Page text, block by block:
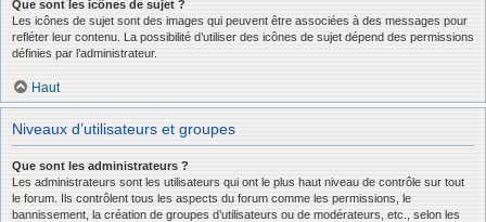
Que sont les icônes de sujet ?
Les icônes de sujet sont des images qui peuvent être associées à des messages pour
refléter leur contenu. La possibilité d’utiliser des icônes de sujet dépend des permissions
définies par l’administrateur.
Haut
Niveaux d’utilisateurs et groupes
Que sont les administrateurs ?
Les administrateurs sont les utilisateurs qui ont le plus haut niveau de contrôle sur tout
le forum. Ils contrôlent tous les aspects du forum comme les permissions, le
bannissement, la création de groupes d’utilisateurs ou de modérateurs, etc., selon les